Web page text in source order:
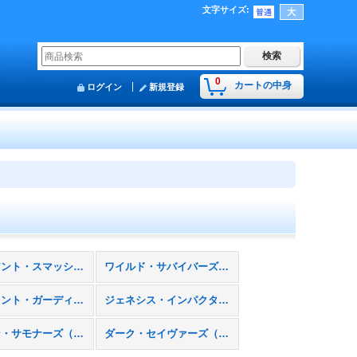
文字サイズ:
0 カートの中身
ログイン 新規登録
ヴァリアント・スマッシャーズ（ＤＢＶＳ） ワイルド・サバイバーズ（ＤＢＷＳ）
エンシェント・ガーディアンズ（ＤＢＡＧ） ジェネシス・インパクターズ（ＤＢＧＩ）
ヒドゥン・サモナーズ（ＤＢＨＳ） ダーク・セイヴァーズ（ＤＢＤＳ）